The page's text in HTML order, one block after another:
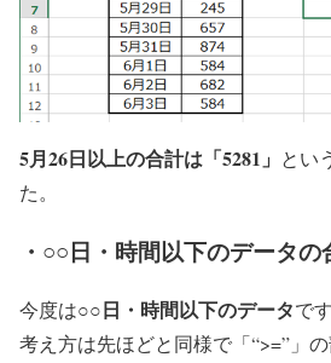
5月26日以上の合計は「5281」 とい
た。
・○○日・時間以下のデータの
今度は○○日・時間以下のデータです
考え方は先ほどと同様で「“>=”」